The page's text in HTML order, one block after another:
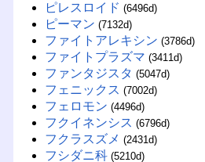
ピレスロイド (6496d)
ピーマン (7132d)
ファイトアレキシン (3786d)
ファイトプラズマ (3411d)
ファンタジスタ (5047d)
フェニックス (7002d)
フェロモン (4496d)
フクイネンシス (6796d)
フクラスズメ (2431d)
フシダニ科 (5210d)